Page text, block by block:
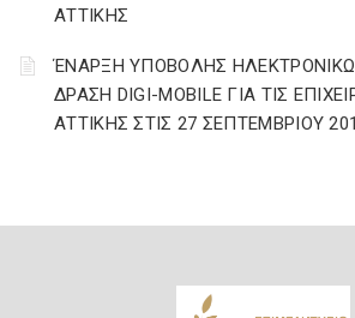
ΑΤΤΙΚΗΣ
ΈΝΑΡΞΗ ΥΠΟΒΟΛΗΣ
ΔΡΑΣΗ DIGI-MOBILE ΓΙΑ ΤΙΣ
ΑΤΤΙΚΗΣ ΣΤΙΣ 27 ΣΕΠΤΕΜΒΡΙΟΥ